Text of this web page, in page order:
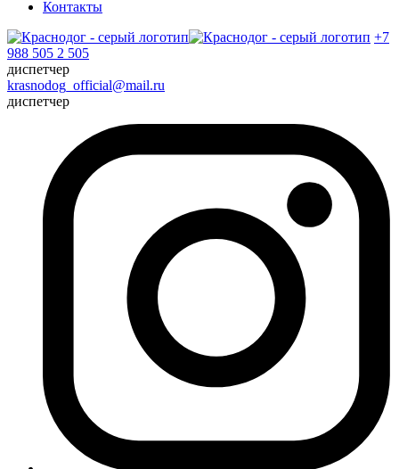
Контакты
+7
988 505 2 505
диспетчер
krasnodog_official@mail.ru
диспетчер